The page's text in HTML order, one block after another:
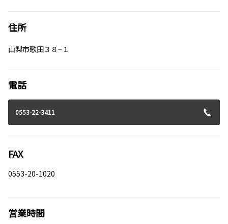
住所
山梨市歌田３８−１
電話
0553-22-3411
FAX
0553-20-1020
営業時間